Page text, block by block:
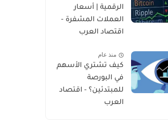
الرقمية | أسعار
العملات المشفرة -
اقتصاد العرب
منذ عام
كيف تشتري الأسهم
في البورصة
للمبتدئين؟ - اقتصاد
العرب